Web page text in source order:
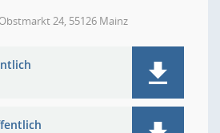
24, 55126 Mainz